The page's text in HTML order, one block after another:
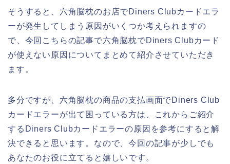
そうすると、六角脳枕のお店でDiners Clubカードエラ
ーが発生してしまう原因がいくつか考えられますの
で、今回こちらの記事で六角脳枕でDiners Clubカード
が使えない原因についてまとめて紹介させていただき
ます。
多分ですが、六角脳枕の商品の支払画面でDiners Club
カードエラーが出て困っている方は、これからご紹介
するDiners Clubカードエラーの原因を参考にすると解
決できると思います。なので、今回の記事が少しでも
あなたのお役に立てると嬉しいです。